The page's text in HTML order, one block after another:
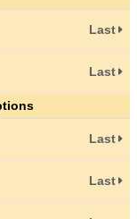
Last
Last
Last
Last